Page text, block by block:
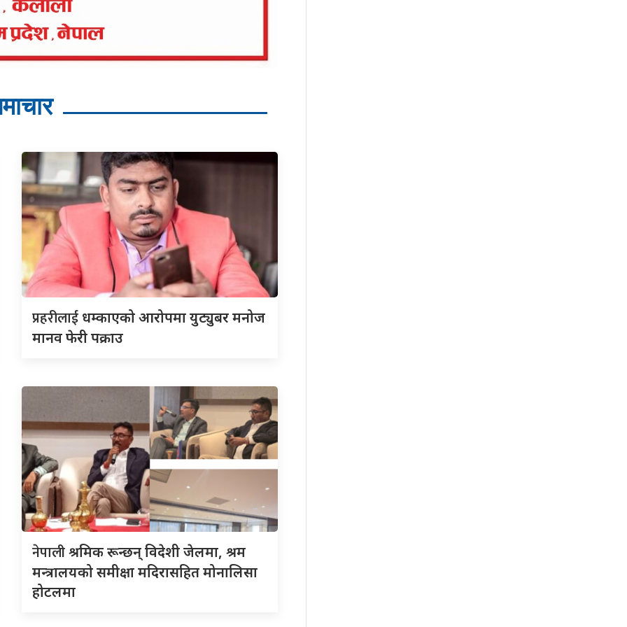
प्रहरीलाई धम्काएको आरोपमा युट्युबर मनोज
मानव फेरी पक्राउ
नेपालीश्रमिक रून्छन् विदेशी जेलमा, श्रम
मन्त्रालयको समीक्षा मदिरासहित मोनालिसा
होटलमा